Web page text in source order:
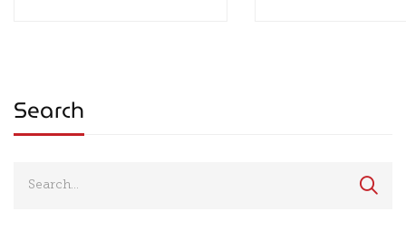
Search